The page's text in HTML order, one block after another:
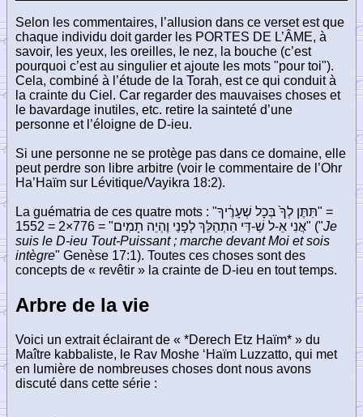
Selon les commentaires, l’allusion dans ce verset est que
chaque individu doit garder les PORTES DE L’ÂME, à
savoir, les yeux, les oreilles, le nez, la bouche (c’est
pourquoi c’est au singulier et ajoute les mots "pour toi").
Cela, combiné à l’étude de la Torah, est ce qui conduit à
la crainte du Ciel. Car regarder des mauvaises choses et
le bavardage inutiles, etc. retire la sainteté d’une
personne et l’éloigne de D-ieu.
Si une personne ne se protège pas dans ce domaine, elle
peut perdre son libre arbitre (voir le commentaire de l’Ohr
Ha’Haïm sur Lévitique/Vayikra 18:2).
La guématria de ces quatre mots : "תִּתֶּן לְךָ֙ בְּכָל שְׁעָרֶ֔יךָ" =
1552 = 2×776 = "אֲנִי אֵ-ל שַׁ-דַּי הִתְהַלֵּךְ לְפָנַי וֶהְיֵה תָמִים" ("Je
suis le D-ieu Tout-Puissant ; marche devant Moi et sois
intègre" Genèse 17:1). Toutes ces choses sont des
concepts de « revêtir » la crainte de D-ieu en tout temps.
Arbre de la vie
Voici un extrait éclairant de « *Derech Etz Haïm* » du
Maître kabbaliste, le Rav Moshe ‘Haïm Luzzatto, qui met
en lumière de nombreuses choses dont nous avons
discuté dans cette série :